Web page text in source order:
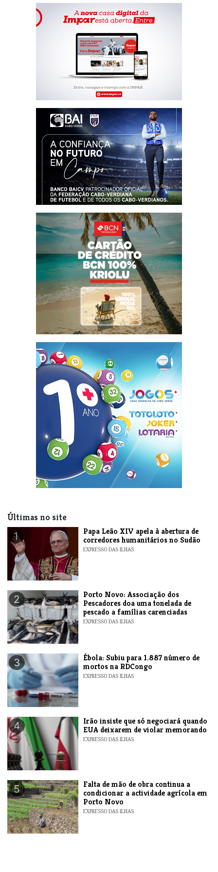
Últimas no site
1
​Papa Leão XIV apela à abertura de
corredores humanitários no Sudão
EXPRESSO DAS ILHAS
2
​Porto Novo: Associação dos
Pescadores doa uma tonelada de
pescado a famílias carenciadas
EXPRESSO DAS ILHAS
3
​Ébola: Subiu para 1.887 número de
mortos na RDCongo
EXPRESSO DAS ILHAS
4
​Irão insiste que só negociará quando
EUA deixarem de violar memorando
EXPRESSO DAS ILHAS
5
Falta de mão de obra continua a
condicionar a actividade agrícola em
Porto Novo
EXPRESSO DAS ILHAS